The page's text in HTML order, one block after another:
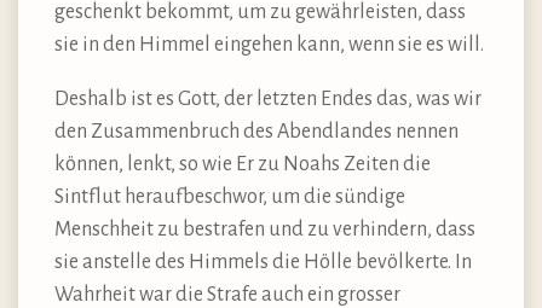
geschenkt bekommt, um zu gewährleisten, dass
sie in den Himmel eingehen kann, wenn sie es will.
Deshalb ist es Gott, der letzten Endes das, was wir
den Zusammenbruch des Abendlandes nennen
können, lenkt, so wie Er zu Noahs Zeiten die
Sintflut heraufbeschwor, um die sündige
Menschheit zu bestrafen und zu verhindern, dass
sie anstelle des Himmels die Hölle bevölkerte. In
Wahrheit war die Strafe auch ein grosser